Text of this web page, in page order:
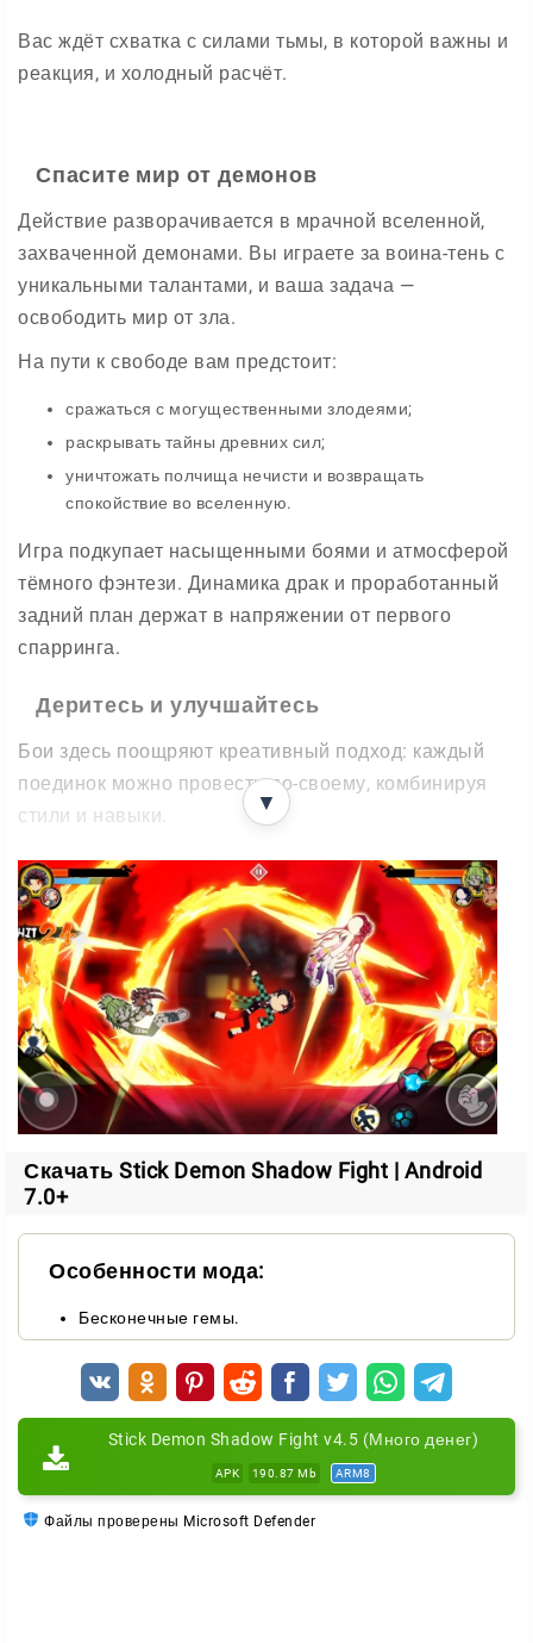
Вас ждёт схватка с силами тьмы, в которой важны и
реакция, и холодный расчёт.
Спасите мир от демонов
Действие разворачивается в мрачной вселенной,
захваченной демонами. Вы играете за воина-тень с
уникальными талантами, и ваша задача —
освободить мир от зла.
На пути к свободе вам предстоит:
сражаться с могущественными злодеями;
раскрывать тайны древних сил;
уничтожать полчища нечисти и возвращать
спокойствие во вселенную.
Игра подкупает насыщенными боями и атмосферой
тёмного фэнтези. Динамика драк и проработанный
задний план держат в напряжении от первого
спарринга.
Деритесь и улучшайтесь
Бои здесь поощряют креативный подход: каждый
поединок можно провести по-своему, комбинируя
стили и навыки.
Боевая система
В основе сражений — связки ударов и спецприёмы,
которые открываются и прокачиваются по мере
прохождения. В вашем распоряжении разные
боевые стили и оружие, чтобы расправляться с
врагами.
Комбо-атаки— выстраивайте серии ударов и
добивайте противников;
продвигаясь по сюжету;
меняйте внешний вид героя;
экипируйте артефакты, влияющие на характеристики;
ищите редкие предметы и секреты, исследуя мир и
выполняя дополнительные квесты.
▼
Скачать Stick Demon Shadow Fight | Android
7.0+
Особенности мода:
Бесконечные гемы.
Stick Demon Shadow Fight v4.5 (Много денег)
APK 190.87 Mb ARM8
Файлы проверены Microsoft Defender